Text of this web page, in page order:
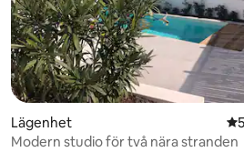
betyg, 35 omdömen
Lägenhet 5
Modern studio för två nära stranden